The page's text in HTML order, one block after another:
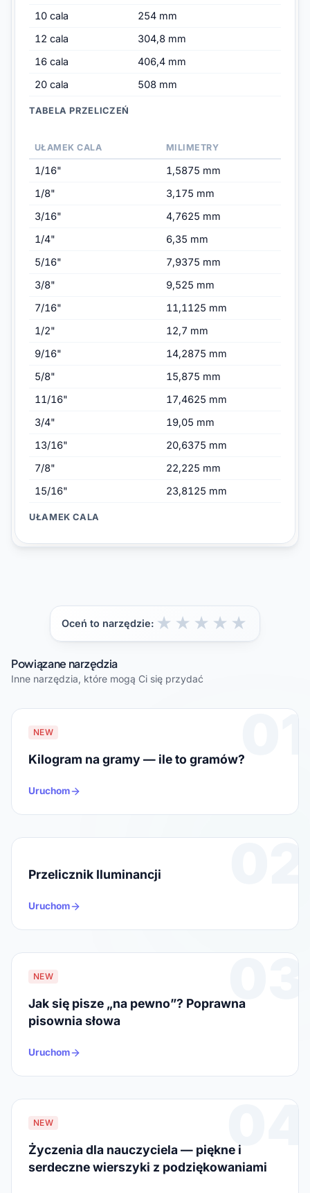
TABELA PRZELICZEŃ
10 cala
254 mm
12 cala
304,8 mm
16 cala
406,4 mm
20 cala
508 mm
UŁAMEK CALA
UŁAMEK CALA MILIMETRY
1/16"
1,5875 mm
1/8"
3,175 mm
3/16"
4,7625 mm
1/4"
6,35 mm
5/16"
7,9375 mm
3/8"
9,525 mm
7/16"
11,1125 mm
1/2"
12,7 mm
9/16"
14,2875 mm
5/8"
15,875 mm
11/16"
17,4625 mm
3/4"
19,05 mm
13/16"
20,6375 mm
7/8"
22,225 mm
15/16"
23,8125 mm
Oceń to narzędzie: ★
★
★
★
★
Powiązane narzędzia
Inne narzędzia, które mogą Ci się przydać
NEW
Kilogram na gramy — ile to gramów?
Uruchom
02
Przelicznik Iluminancji
Uruchom
03
NEW
Jak się pisze „na pewno”? Poprawna
pisownia słowa
Uruchom
04
NEW
Życzenia dla nauczyciela — piękne i
serdeczne wierszyki z podziękowaniami